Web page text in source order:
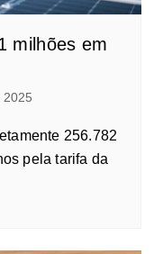
milhões em
2025
256.782
pela tarifa da